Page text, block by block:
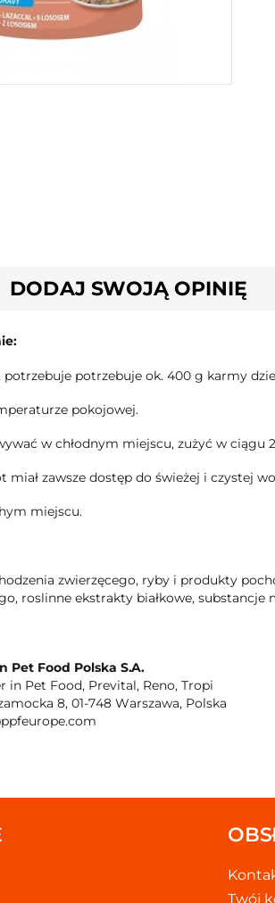
DODAJ SWOJĄ OPINIĘ
potrzebuje ok. 400 g karmy
pokojowej.
w chłodnym miejscu, zużyć w ciągu
miał zawsze dostęp do świeżej i czystej
miejscu.
zwierzęcego, ryby i produkty
roslinne ekstrakty białkowe, substancje
Pet Food Polska S.A.
in Pet Food, Prevital, Reno, Tropi
8, 01-748 Warszawa, Polska
Twój